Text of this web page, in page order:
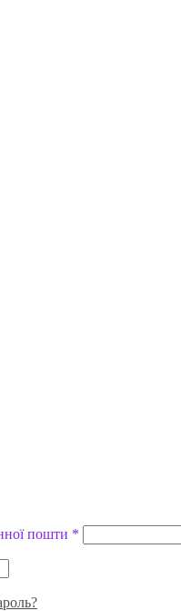
пошти *